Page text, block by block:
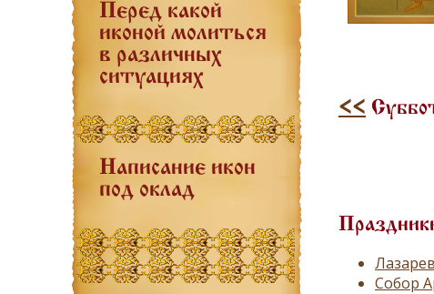
Перед какой
иконой молиться
в различных
ситуациях
Написание икон
под оклад
<<
Собор